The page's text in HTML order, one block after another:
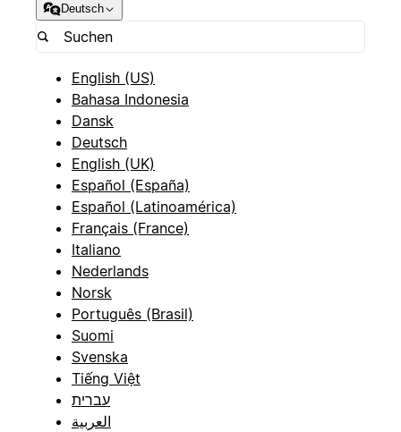
Deutsch
English (US)
Bahasa Indonesia
Dansk
Deutsch
English (UK)
Español (España)
Español (Latinoamérica)
Français (France)
Italiano
Nederlands
Norsk
Português (Brasil)
Suomi
Svenska
Tiếng Việt
עברית
العربية